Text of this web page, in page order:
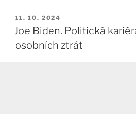
PUBLIKOVÁNO
11. 10. 2024
Joe Biden. Politická
osobních ztrát